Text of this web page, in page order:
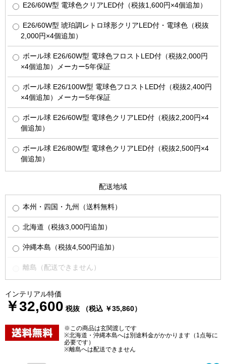
E26/60W型 電球色クリアLED付（税抜1,600円×4個追加）
E26/60W型 琥珀調レトロ球形クリアLED付・電球色（税抜
2,000円×4個追加）
ボール球 E26/60W型 電球色フロストLED付（税抜2,000円
×4個追加）メーカー5年保証
ボール球 E26/100W型 電球色フロストLED付（税抜2,400円
×4個追加）メーカー5年保証
ボール球 E26/60W型 電球色クリアLED付（税抜2,200円×4
個追加）
ボール球 E26/80W型 電球色クリアLED付（税抜2,500円×4
個追加）
配送地域
本州・四国・九州（送料無料）
北海道（税抜3,000円追加）
沖縄本島（税抜4,500円追加）
離島（配送できません）
インテリアル特価
￥32,600 税抜 （税込 ￥35,860）
※この商品は玄関渡しです
※北海道・沖縄本島へは別途料金がかかります（1点毎に
必要です）
※離島へは配送できません